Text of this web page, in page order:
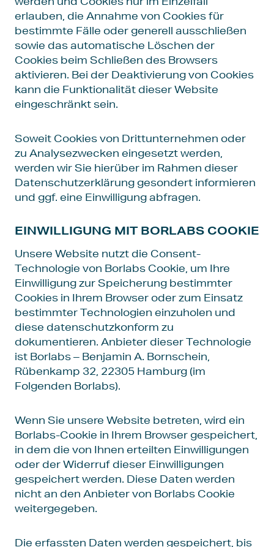
erlauben, die Annahme von Cookies für
bestimmte Fälle oder generell ausschließen
sowie das automatische Löschen der
Cookies beim Schließen des Browsers
aktivieren. Bei der Deaktivierung von Cookies
kann die Funktionalität dieser Website
eingeschränkt sein.
Soweit Cookies von Drittunternehmen oder
zu Analysezwecken eingesetzt werden,
werden wir Sie hierüber im Rahmen dieser
Datenschutzerklärung gesondert informieren
und ggf. eine Einwilligung abfragen.
EINWILLIGUNG MIT BORLABS COOKIE
Unsere Website nutzt die Consent-
Technologie von Borlabs Cookie, um Ihre
Einwilligung zur Speicherung bestimmter
Cookies in Ihrem Browser oder zum Einsatz
bestimmter Technologien einzuholen und
diese datenschutzkonform zu
dokumentieren. Anbieter dieser Technologie
ist Borlabs – Benjamin A. Bornschein,
Rübenkamp 32, 22305 Hamburg (im
Folgenden Borlabs).
Wenn Sie unsere Website betreten, wird ein
Borlabs-Cookie in Ihrem Browser gespeichert,
in dem die von Ihnen erteilten Einwilligungen
oder der Widerruf dieser Einwilligungen
gespeichert werden. Diese Daten werden
nicht an den Anbieter von Borlabs Cookie
weitergegeben.
Die erfassten Daten werden gespeichert, bis